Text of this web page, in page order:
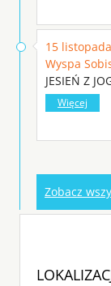
15
Wyspa
JESIEŃ Z
Więcej
Zobacz